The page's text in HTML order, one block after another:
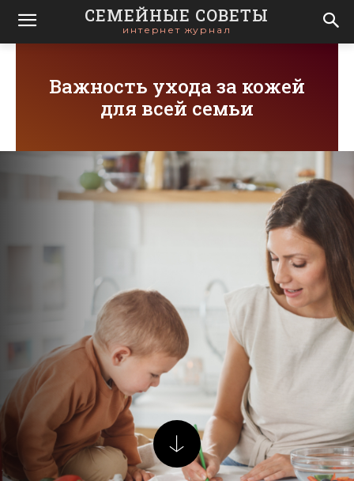
СЕМЕЙНЫЕ СОВЕТЫ
интернет журнал
Важность ухода за кожей
для всей семьи